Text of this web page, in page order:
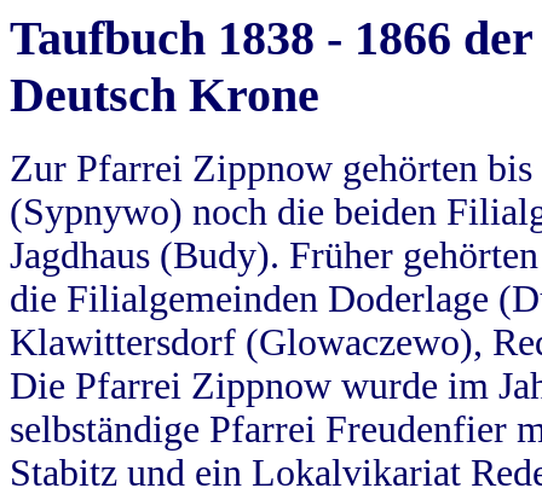
Taufbuch 1838 - 1866
Deutsch Krone
Zur Pfarrei Zippnow gehörten
(Sypnywo) noch die beiden
Jagdhaus (Budy). Früher
die Filialgemeinden Doderlage
Klawittersdorf (Glowaczewo),
Die Pfarrei Zippnow wurde im
selbständige Pfarrei Freudenfier
Stabitz und ein Lokalvikariat